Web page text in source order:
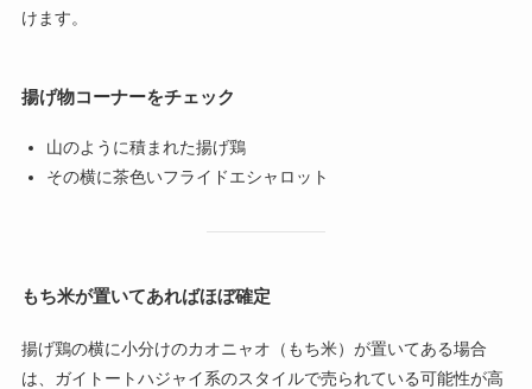
けます。
揚げ物コーナーをチェック
山のように積まれた揚げ鶏
その横に茶色いフライドエシャロット
もち米が置いてあればほぼ確定
揚げ鶏の横に小分けのカオニャオ（もち米）が置いてある場合
は、ガイトートハジャイ系のスタイルで売られている可能性が高